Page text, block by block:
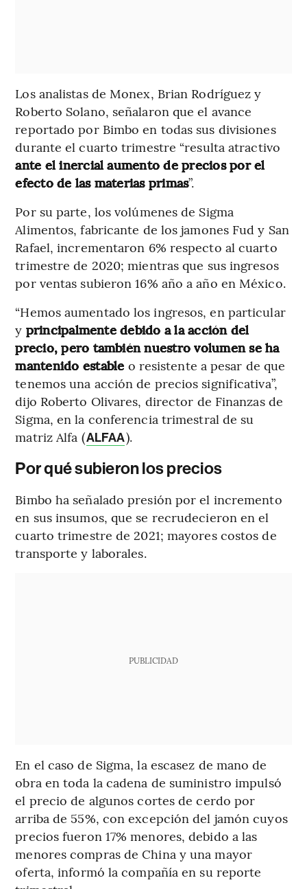
Los analistas de Monex, Brian Rodríguez y
Roberto Solano, señalaron que el avance
reportado por Bimbo en todas sus divisiones
durante el cuarto trimestre “resulta atractivo
ante el inercial aumento de precios por el
efecto de las materias primas”.
Por su parte, los volúmenes de Sigma
Alimentos, fabricante de los jamones Fud y San
Rafael, incrementaron 6% respecto al cuarto
trimestre de 2020; mientras que sus ingresos
por ventas subieron 16% año a año en México.
“Hemos aumentado los ingresos, en particular
y principalmente debido a la acción del
precio, pero también nuestro volumen se ha
mantenido estable o resistente a pesar de que
tenemos una acción de precios significativa”,
dijo Roberto Olivares, director de Finanzas de
Sigma, en la conferencia trimestral de su
matriz Alfa (ALFAA).
Por qué subieron los precios
Bimbo ha señalado presión por el incremento
en sus insumos, que se recrudecieron en el
cuarto trimestre de 2021; mayores costos de
transporte y laborales.
PUBLICIDAD
En el caso de Sigma, la escasez de mano de
obra en toda la cadena de suministro impulsó
el precio de algunos cortes de cerdo por
arriba de 55%, con excepción del jamón cuyos
precios fueron 17% menores, debido a las
menores compras de China y una mayor
oferta, informó la compañía en su reporte